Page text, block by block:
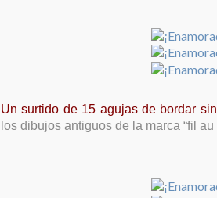
Un surtido de 15 agujas de bordar
los dibujos antiguos de la marca “fil au